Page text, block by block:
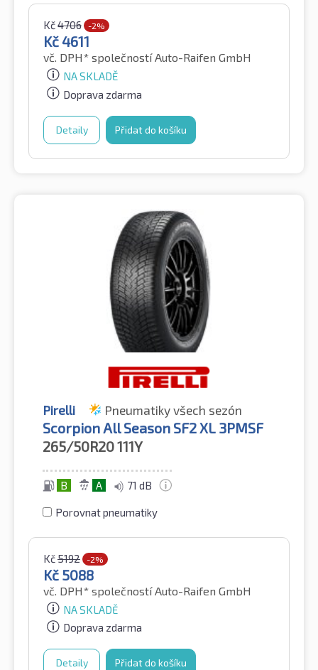
Kč4706 -2%
Kč4611
vč. DPH* společností Auto-Raifen GmbH
NA SKLADĚ
Doprava zdarma
Detaily Přidat do košíku
Pirelli Pneumatiky všech sezón
Scorpion All Season SF2 XL 3PMSF
265/50R20111Y
B A 71 dB
Porovnat pneumatiky
Kč5192 -2%
Kč 5088
vč. DPH* společností Auto-Raifen GmbH
NA SKLADĚ
Doprava zdarma
Detaily Přidat do košíku